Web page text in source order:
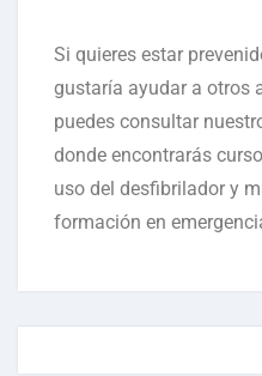
Si quieres estar
gustaría ayudar a otros
puedes consultar
donde encontrarás
uso del desfibrilador y
formación en